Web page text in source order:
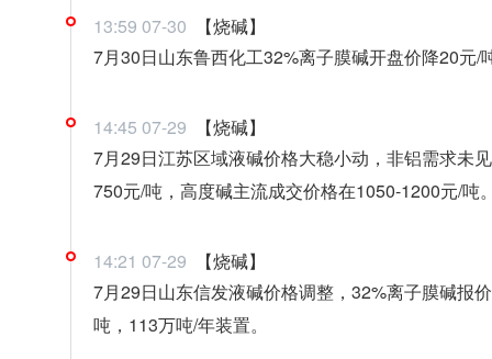
13:59 07-30
【烧碱】
7月30日山东鲁西化工32%离子膜碱开盘价降20元/
14:45 07-29
【烧碱】
7月29日江苏区域液碱价格大稳小动，非铝需求未
750元/吨，高度碱主流成交价格在1050-1200元/吨
14:21 07-29
【烧碱】
7月29日山东信发液碱价格调整，32%离子膜碱报
吨，113万吨/年装置。